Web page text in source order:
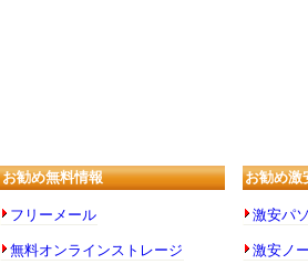
お勧め無料情報
フリーメール
無料オンラインストレージ
お勧め激
激安パ
激安ノ